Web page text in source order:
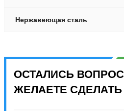
Нержавеющая сталь
ОСТАЛИСЬ
ЖЕЛАЕТЕ СДЕЛАТЬ